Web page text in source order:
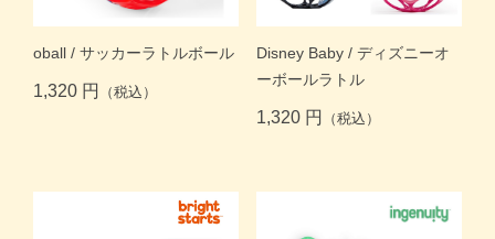
oball / サッカーラトルボール
1,320 円 （税込）
Disney Baby / ディズニーオ
ーボールラトル
1,320 円 （税込）